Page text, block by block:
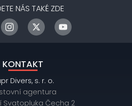
NÁS TAKÉ ZDE
KONTAKT
Divers, s. r. o.
agentura
Svatopluka Čecha 2